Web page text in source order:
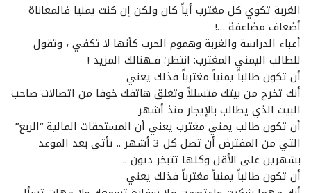
الغربة تكوي كل مغترب أياً كان ولكن إن كنت يمنيا فالمعاناة
أضعاف مضاعفة …!
أعباء الدراسة والغربة وهموم الحرب كأنها لا تكفي ، وتقول
للطالب اليمني المغترب: انتظر؛ فـهنالك المزيد !
أن تكون طالباً يمنياً مغترباً فذلك يعني
أنك تخرج من بيتك متسللاً وتغلق هاتفك خوفا من اتصالات صاحب
البيت الذي يطالب بالإيجار منذ أشهر
أن تكون طالب يمني مغترب يعني أن المستحقات المالية “الربع”
التي من المفترض أن تصل كل 3 أشهر .. تأتي بعد الموعد
بشهرين على الأقل وكلها تتبخر ديون ..
أن تكون طالباً يمنياً مغترباً فذلك يعني